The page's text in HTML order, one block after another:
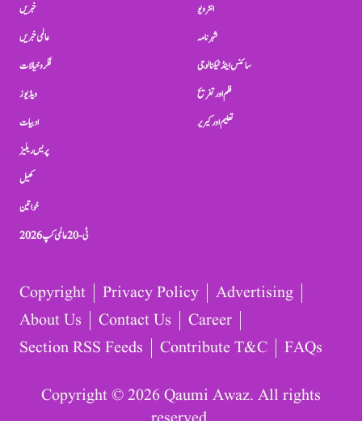
خبریں
عالمی خبریں
فکر و خیالات
ویڈیوز
ادبیات
پریس ریلیز
کھیل
خواتین
ٹی-20 عالمی کپ 2026
انٹرویو
شہرنامہ
سائنس اینڈ ٹیکنالوجی
فلم اور تفریح
تعلیم اور کیریر
Copyright Privacy Policy
Advertising
About Us
Contact Us
Career
Section RSS Feeds
Contribute T&C FAQs
Copyright © 2026 Qaumi Awaz. All rights